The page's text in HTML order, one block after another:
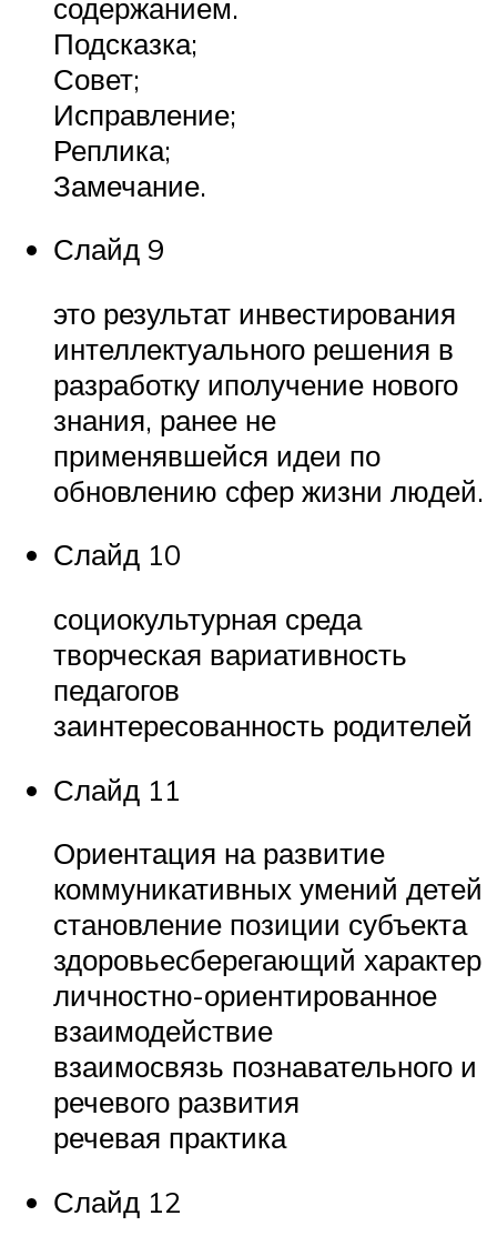
содержанием.
Подсказка;
Совет;
Исправление;
Реплика;
Замечание.
Слайд 9
это результат инвестирования
интеллектуального решения в
разработку иполучение нового
знания, ранее не
применявшейся идеи по
обновлению сфер жизни людей.
Слайд 10
социокультурная среда
творческая вариативность
педагогов
заинтересованность родителей
Слайд 11
Ориентация на развитие
коммуникативных умений детей
становление позиции субъекта
здоровьесберегающий характер
личностно-ориентированное
взаимодействие
взаимосвязь познавательного и
речевого развития
речевая практика
Слайд 12